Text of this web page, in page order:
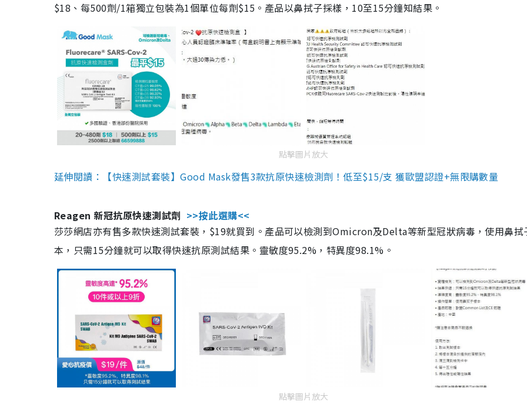
$18、每500劑/1箱獨立包裝為1個單位每劑$15。產品以鼻拭子採樣，10至15分鐘知結果。
點擊圖片放大
延伸閱讀：【快速測試套裝】Good Mask發售3款抗原快速檢測劑！低至$15/支 獲歐盟認證+無限購數量
Reagen 新冠抗原快速測試劑 >>按此選購<<
莎莎網店亦有售多款快速測試套裝，$19就買到。產品可以檢測到Omicron及Delta等新型冠狀病毒，使用鼻拭
本，只需15分鐘就可以取得快速抗原測試結果。靈敏度95.2%，特異度98.1%。
點擊圖片放大